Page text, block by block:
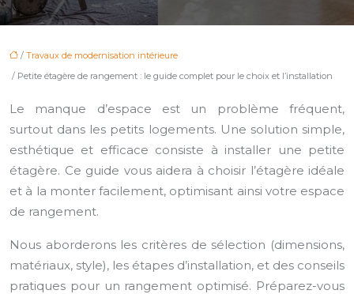
/ Travaux de modernisation intérieure
/ Petite étagère de rangement : le guide complet pour le choix et l’installation
Le manque d’espace est un problème fréquent,
surtout dans les petits logements. Une solution simple,
esthétique et efficace consiste à installer une petite
étagère. Ce guide vous aidera à choisir l’étagère idéale
et à la monter facilement, optimisant ainsi votre espace
de rangement.
Nous aborderons les critères de sélection (dimensions,
matériaux, style), les étapes d’installation, et des conseils
pratiques pour un rangement optimisé. Préparez-vous